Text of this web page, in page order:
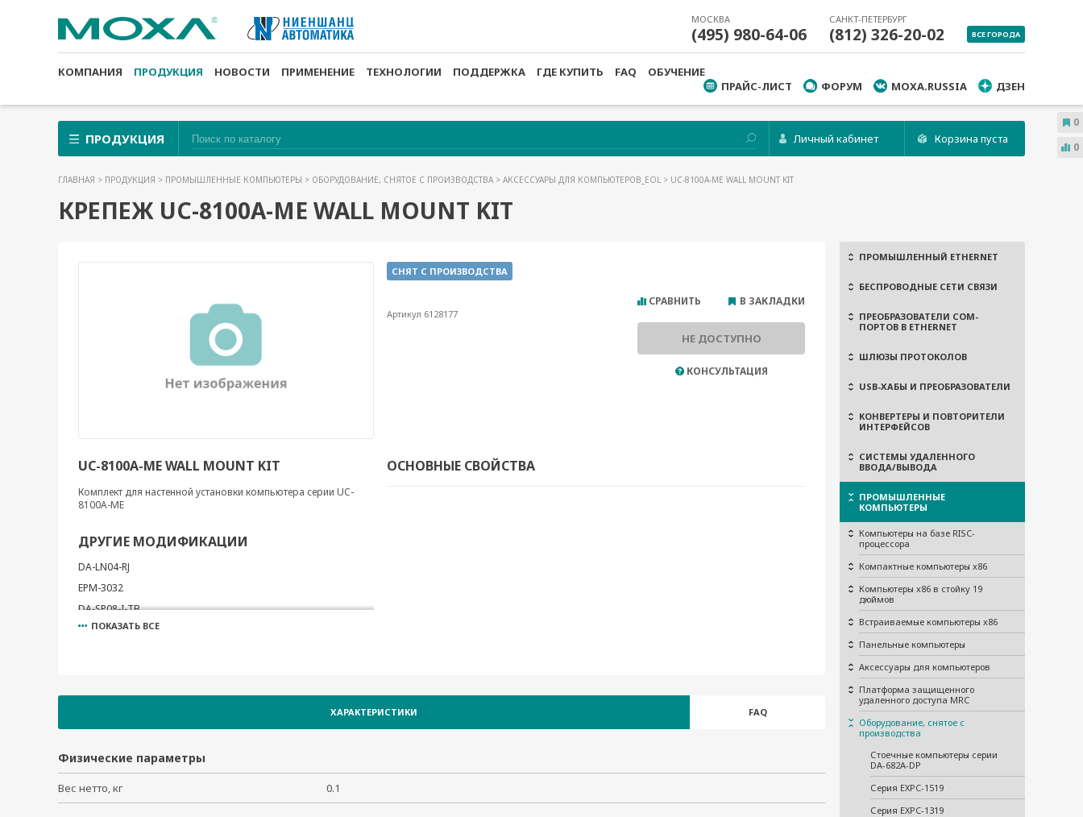
МОСКВА
(495) 980-64-06
САНКТ-ПЕТЕРБУРГ
(812) 326-20-02 ВСЕ ГОРОДА
КОМПАНИЯ ПРОДУКЦИЯ НОВОСТИ ПРИМЕНЕНИЕ ТЕХНОЛОГИИ ПОДДЕРЖКА ГДЕ КУПИТЬ FAQ
ОБУЧЕНИЕ
ПРАЙС-ЛИСТ
ФОРУМ MOXA.RUSSIA ДЗЕН
ПРОДУКЦИЯ Личный кабинет Корзина пуста
ГЛАВНАЯ > ПРОДУКЦИЯ > ПРОМЫШЛЕННЫЕ КОМПЬЮТЕРЫ > ОБОРУДОВАНИЕ, СНЯТОЕ С ПРОИЗВОДСТВА > АКСЕССУАРЫ ДЛЯ КОМПЬЮТЕРОВ_EOL > UC-8100A-ME WALL MOUNT KIT
КРЕПЕЖ UC-8100A-ME WALL MOUNT KIT
ПРОМЫШЛЕННЫЙ ETHERNET
БЕСПРОВОДНЫЕ СЕТИ СВЯЗИ
ПРЕОБРАЗОВАТЕЛИ COM-
ПОРТОВ В ETHERNET
ШЛЮЗЫ ПРОТОКОЛОВ
USB-ХАБЫ И ПРЕОБРАЗОВАТЕЛИ
КОНВЕРТЕРЫ И ПОВТОРИТЕЛИ
ИНТЕРФЕЙСОВ
СИСТЕМЫ УДАЛЕННОГО
ВВОДА/ВЫВОДА
ПРОМЫШЛЕННЫЕ
КОМПЬЮТЕРЫ
Компьютеры на базе RISC-
процессора
Компактные компьютеры x86
Компьютеры x86 в стойку 19
дюймов
Встраиваемые компьютеры x86
Панельные компьютеры
Аксессуары для компьютеров
Платформа защищенного
удаленного доступа MRC
Оборудование, снятое с
производства
Стоечные компьютеры серии
DA-682A-DP
Серия EXPC-1519
Серия EXPC-1319
СНЯТ С ПРОИЗВОДСТВА
Артикул 6128177
СРАВНИТЬ В ЗАКЛАДКИ
НЕ ДОСТУПНО
КОНСУЛЬТАЦИЯ
UC-8100A-ME WALL MOUNT KIT
Комплект для настенной установки компьютера серии UC-
8100A-ME
ДРУГИЕ МОДИФИКАЦИИ
DA-LN04-RJ
EPM-3032
DA-SP08-I-TB
DA-PRP-HSR
DA-SP08-I-DB
DA-SP08-DB
DA-IRIG-B-S-04-T
EPM-DK02
ПОКАЗАТЬ ВСЕ
ОСНОВНЫЕ СВОЙСТВА
ХАРАКТЕРИСТИКИ FAQ
Физические параметры
Вес нетто, кг 0.1
0
0